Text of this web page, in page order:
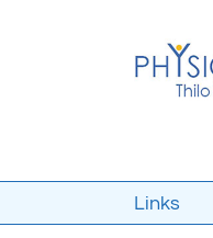
Links